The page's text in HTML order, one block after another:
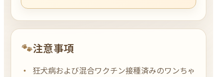
注意事項
狂犬病および混合ワクチン接種済みのワンちゃ